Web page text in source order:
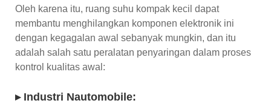
Oleh karena itu, ruang suhu kompak kecil dapat
membantu menghilangkan komponen elektronik ini
dengan kegagalan awal sebanyak mungkin, dan itu
adalah salah satu peralatan penyaringan dalam proses
kontrol kualitas awal:
▸ Industri Nautomobile: